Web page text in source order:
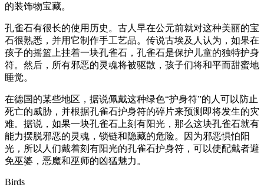
的装饰物宝藏。
孔雀石有很长的使用历史。古人早在公元前就对这种美丽的宝
石很熟悉，并用它制作手工艺品。传说古埃及人认为，如果在
孩子的摇篮上挂着一块孔雀石，孔雀石是保护儿童的独特护身
符。然后，所有邪恶的灵魂将被驱散，孩子们将和平而甜蜜地
睡觉。
在德国的某些地区，据说佩戴这种绿色“护身符”的人可以防止
死亡的威胁，并根据孔雀石护身符的碎片来预测即将发生的灾
难。据说，如果一块孔雀石上刻有阳光，那么这块孔雀石就有
能力摆脱邪恶的灵魂，锁链和隐藏的危险。因为邪恶惧怕阳
光，所以人们戴着刻有阳光的孔雀石护身符，可以使配戴者避
免巫婆，恶魔和巫师的凶猛魅力。
Birds